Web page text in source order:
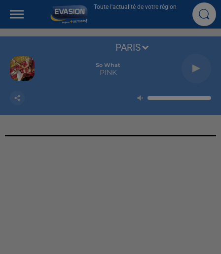
Toute l'actualité de votre région
So What
PINK
PARIS